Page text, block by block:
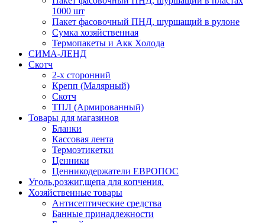
1000 шт
Пакет фасовочный ПНД, шуршащий в рулоне
Сумка хозяйственная
Термопакеты и Акк Холода
СИМА-ЛЕНД
Скотч
2-х сторонний
Крепп (Малярный)
Скотч
ТПЛ (Армированный)
Товары для магазинов
Бланки
Кассовая лента
Термоэтикетки
Ценники
Ценникодержатели ЕВРОПОС
Уголь,розжиг,щепа для копчения.
Хозяйственные товары
Антисептические средства
Банные принадлежности